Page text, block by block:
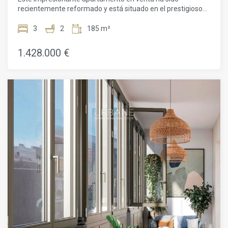
dude en visitar nuestro sitio web o contactar directamente
con nuestro equipo comercial.
recientemente reformado y está situado en el prestigioso
de Gràcia y la Plaça Catalunya. Con una ubicación
en una de las zonas más codiciadas de Barcelona. Ubicado
en el segundo piso de un edificio completamente
espacioso salón/comedor con cocina abierta y acceso al
balcón. Los acabados de alta calidad y los detalles
elegantes se combinan para crear un ambiente sofisticado
y acogedor. Al ingresar al apartamento, te recibirá un
pequeño vestíbulo que conduce a la cocina, totalmente
equipada con electrodomésticos de primera calidad. El
amplio salón/comedor ofrece un espacio ideal para el
entretenimiento, con acceso directo al balcón, perfecto
para disfrutar del clima mediterráneo. La zona de noche
ofrece privacidad y confort, con una habitación doble que se
abre a un patio interior, seguida de la impresionante suite
principal con baño privado y vestidor. El tercer dormitorio
también cuenta con acceso al balcón y comparte un
elegante segundo baño completo con acabados de alta
gama. Con características adicionales como armarios
3 2 185 m²
1.428.000 €